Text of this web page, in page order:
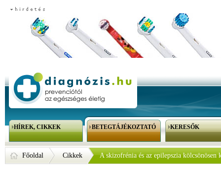
HÍREK, CIKKEK BETEGTÁJÉKOZTATÓ KERESŐK
Főoldal Cikkek A skizofrénia és az epilepszia kölcsönösen